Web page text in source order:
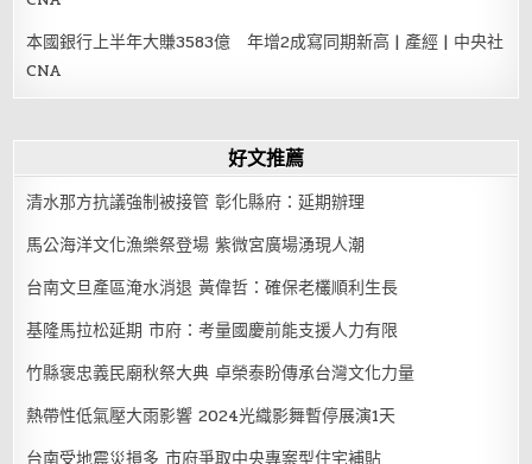
本國銀行上半年大賺3583億 年增2成寫同期新高 | 產經 | 中央社
CNA
好文推薦
清水那方抗議強制被接管 彰化縣府：延期辦理
馬公海洋文化漁樂祭登場 紫微宮廣場湧現人潮
台南文旦產區淹水消退 黃偉哲：確保老欉順利生長
基隆馬拉松延期 市府：考量國慶前能支援人力有限
竹縣褒忠義民廟秋祭大典 卓榮泰盼傳承台灣文化力量
熱帶性低氣壓大雨影響 2024光織影舞暫停展演1天
台南受地震災損多 市府爭取中央專案型住宅補貼